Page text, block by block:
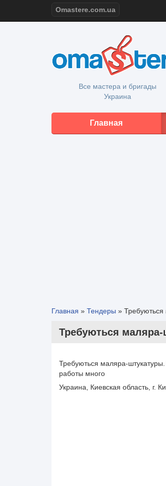
Omastere.com.ua
Все мастера и бригады
Украина
Главная
Главная » Тендеры » Требуються
Требуються
Требуються маляра-
работы много
Украина, Киевская область, г.